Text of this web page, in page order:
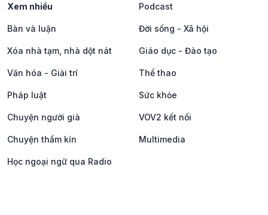
Xem nhiều Podcast
Bàn và luận Đời sống - Xã hội
Xóa nhà tạm, nhà dột nát Giáo dục - Đào tạo
Văn hóa - Giải trí Thể thao
Pháp luật Sức khỏe
Chuyện người già VOV2 kết nối
Chuyện thầm kín Multimedia
Học ngoại ngữ qua Radio